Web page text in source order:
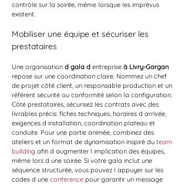
contrôle sur la soirée, même lorsque les imprévus
existent.
Mobiliser une équipe et sécuriser les
prestataires
Une organisation d gala d entreprise à Livry-Gargan
repose sur une coordination claire. Nommez un chef
de projet côté client, un responsable production et un
référent sécurité ou conformité selon la configuration.
Côté prestataires, sécurisez les contrats avec des
livrables précis: fiches techniques, horaires d arrivée,
exigences d installation, coordination plateau et
conduite. Pour une partie animée, combinez des
ateliers et un format de dynamisation inspiré du team
building afin d augmenter l implication des équipes,
même lors d une soirée. Si votre gala inclut une
séquence structurée, vous pouvez l appuyer sur les
codes d une conférence pour garantir un message